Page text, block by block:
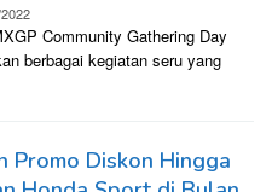
Community Gathering Day
berbagai kegiatan seru yang
Promo Diskon Hingga